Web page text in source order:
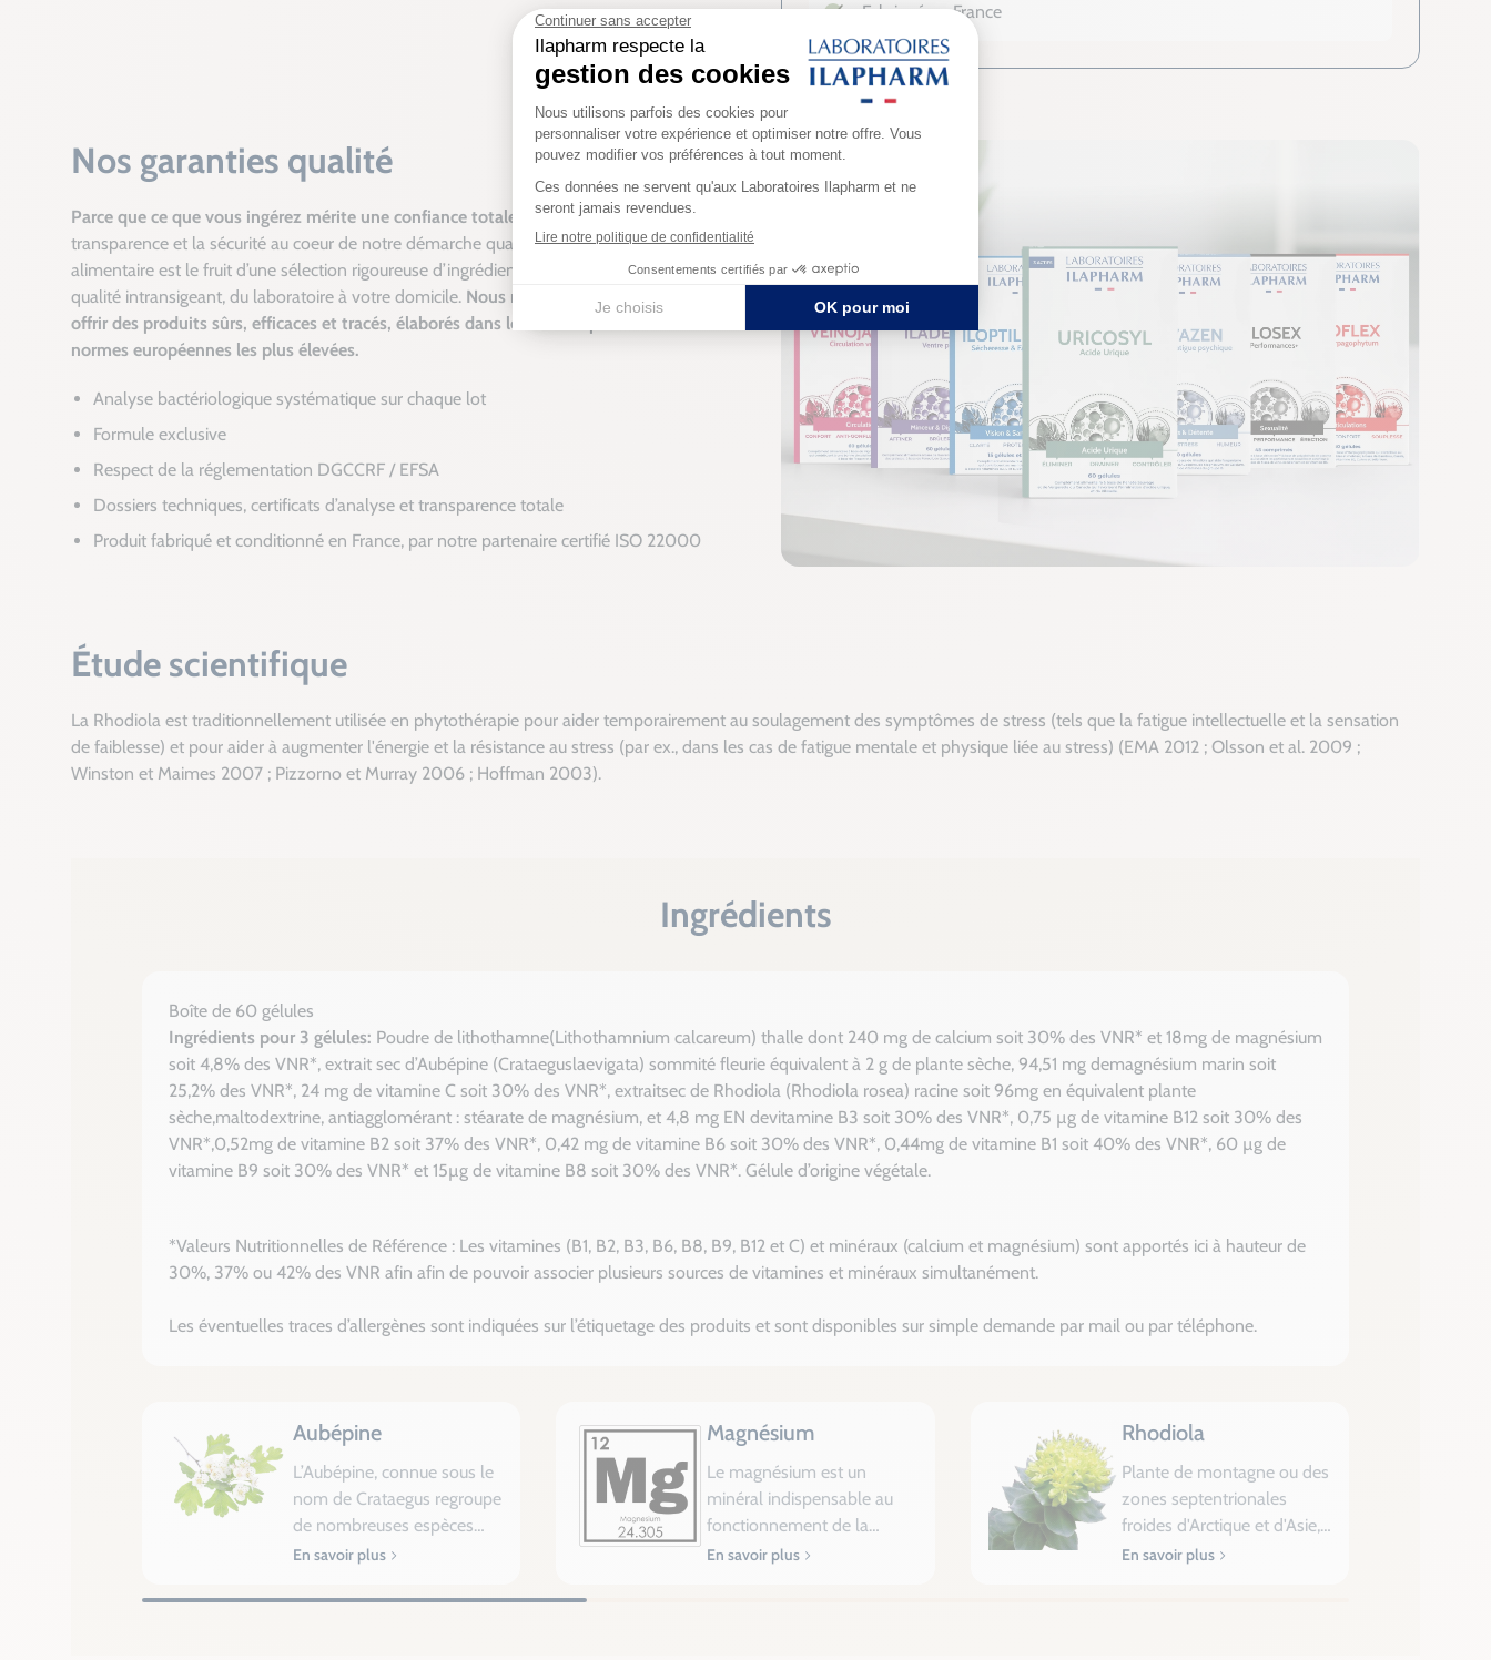
Fabriqué en France
Nos garanties qualité
Parce que ce que vous ingérez mérite une confiance totale,
nous avons placé la
transparence et la sécurité au coeur de notre démarche qualité. Chaque complément
alimentaire est le fruit d’une sélection rigoureuse d’ingrédients actifs et d’un suivi
qualité intransigeant, du laboratoire à votre domicile. Nous nous engageons à vous
offrir des produits sûrs, efficaces et tracés, élaborés dans le strict respect des
normes européennes les plus élevées.
Analyse bactériologique systématique sur chaque lot
Formule exclusive
Respect de la réglementation DGCCRF / EFSA
Dossiers techniques, certificats d’analyse et transparence totale
Produit fabriqué et conditionné en France, par notre partenaire certifié ISO 22000
Étude scientifique
La Rhodiola est traditionnellement utilisée en phytothérapie pour aider temporairement au soulagement des symptômes de stress (tels que la fatigue intellectuelle et la sensation
de faiblesse) et pour aider à augmenter l'énergie et la résistance au stress (par ex., dans les cas de fatigue mentale et physique liée au stress) (EMA 2012 ; Olsson et al. 2009 ;
Winston et Maimes 2007 ; Pizzorno et Murray 2006 ; Hoffman 2003).
Ingrédients
Boîte de 60 gélules
Ingrédients pour 3 gélules: Poudre de lithothamne(Lithothamnium calcareum) thalle dont 240 mg de calcium soit 30% des VNR* et 18mg de magnésium
soit 4,8% des VNR*, extrait sec d’Aubépine (Crataeguslaevigata) sommité fleurie équivalent à 2 g de plante sèche, 94,51 mg demagnésium marin soit
25,2% des VNR*, 24 mg de vitamine C soit 30% des VNR*, extraitsec de Rhodiola (Rhodiola rosea) racine soit 96mg en équivalent plante
sèche,maltodextrine, antiagglomérant : stéarate de magnésium, et 4,8 mg EN devitamine B3 soit 30% des VNR*, 0,75 µg de vitamine B12 soit 30% des
VNR*,0,52mg de vitamine B2 soit 37% des VNR*, 0,42 mg de vitamine B6 soit 30% des VNR*, 0,44mg de vitamine B1 soit 40% des VNR*, 60 µg de
vitamine B9 soit 30% des VNR* et 15µg de vitamine B8 soit 30% des VNR*. Gélule d’origine végétale.
*Valeurs Nutritionnelles de Référence : Les vitamines (B1, B2, B3, B6, B8, B9, B12 et C) et minéraux (calcium et magnésium) sont apportés ici à hauteur de
30%, 37% ou 42% des VNR afin afin de pouvoir associer plusieurs sources de vitamines et minéraux simultanément.
Les éventuelles traces d’allergènes sont indiquées sur l’étiquetage des produits et sont disponibles sur simple demande par mail ou par téléphone.
Aubépine
L’Aubépine, connue sous le
nom de Crataegus regroupe
de nombreuses espèces
partout dans le monde que
nom de : que Crataegus
En savoir plus
Magnésium
Le magnésium est un
minéral indispensable au
fonctionnement de la
cellule car il joue un rôle
Une déficience en
En savoir plus
Rhodiola
Plante de montagne ou des
zones septentrionales
froides d'Arctique et d'Asie,
la Rhodiola est surnommée
Le nom rhodiole vient du
En savoir plus